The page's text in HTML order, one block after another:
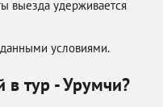
выезда удерживается
условиями.
в тур - Урумчи?